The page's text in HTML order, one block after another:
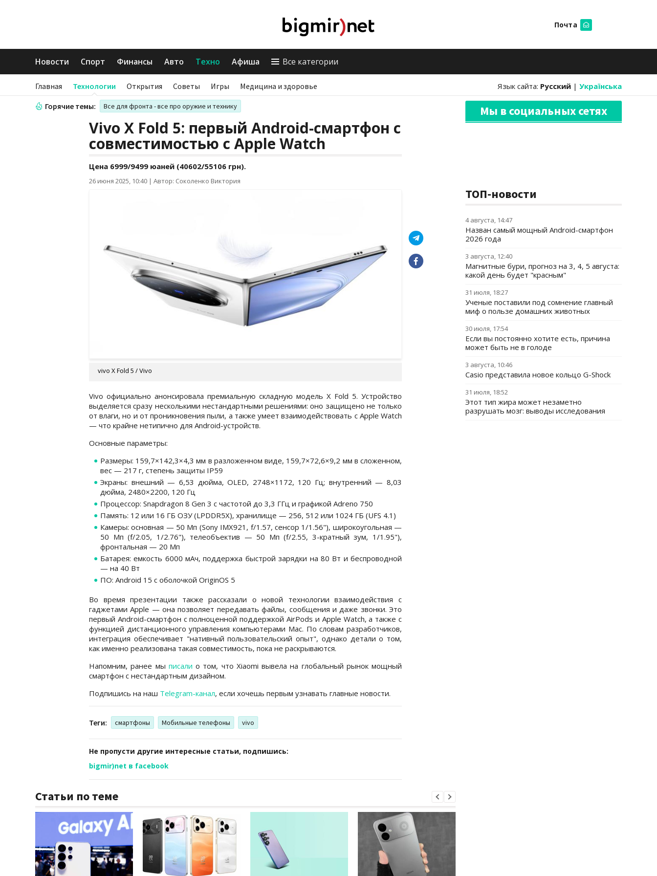
Почта
Новости Спорт Финансы Авто Техно Афиша Все категории
Главная Технологии Открытия Советы Игры Медицина и здоровье Язык сайта: Русский | Українська
Горячие темы: Все для фронта - все про оружие и технику
Vivo X Fold 5: первый Android-смартфон с
совместимостью с Apple Watch
Цена 6999/9499 юаней (40602/55106 грн).
26 июня 2025, 10:40 | Автор: Соколенко Виктория
vivo X Fold 5 / Vivo
Vivo официально анонсировала премиальную складную модель X Fold 5. Устройство
выделяется сразу несколькими нестандартными решениями: оно защищено не только
от влаги, но и от проникновения пыли, а также умеет взаимодействовать с Apple Watch
— что крайне нетипично для Android-устройств.
Основные параметры:
Размеры: 159,7×142,3×4,3 мм в разложенном виде, 159,7×72,6×9,2 мм в сложенном,
вес — 217 г, степень защиты IP59
Экраны: внешний — 6,53 дюйма, OLED, 2748×1172, 120 Гц; внутренний — 8,03
дюйма, 2480×2200, 120 Гц
Процессор: Snapdragon 8 Gen 3 с частотой до 3,3 ГГц и графикой Adreno 750
Память: 12 или 16 ГБ ОЗУ (LPDDR5X), хранилище — 256, 512 или 1024 ГБ (UFS 4.1)
Камеры: основная — 50 Мп (Sony IMX921, f/1.57, сенсор 1/1.56"), широкоугольная —
50 Мп (f/2.05, 1/2.76"), телеобъектив — 50 Мп (f/2.55, 3-кратный зум, 1/1.95"),
фронтальная — 20 Мп
Батарея: емкость 6000 мАч, поддержка быстрой зарядки на 80 Вт и беспроводной
— на 40 Вт
ПО: Android 15 с оболочкой OriginOS 5
Во время презентации также рассказали о новой технологии взаимодействия с
гаджетами Apple — она позволяет передавать файлы, сообщения и даже звонки. Это
первый Android-смартфон с полноценной поддержкой AirPods и Apple Watch, а также с
функцией дистанционного управления компьютерами Mac. По словам разработчиков,
интеграция обеспечивает "нативный пользовательский опыт", однако детали о том,
как именно реализована такая совместимость, пока не раскрываются.
Напомним, ранее мы писали о том, что Xiaomi вывела на глобальный рынок мощный
смартфон с нестандартным дизайном.
Подпишись на наш Telegram-канал, если хочешь первым узнавать главные новости.
Теги: смартфоны Мобильные телефоны vivo
Не пропусти другие интересные статьи, подпишись:
bigmir)net в facebook
Статьи по теме
Мы в социальных сетях
ТОП-новости
4 августа, 14:47
Назван самый мощный Android-смартфон
2026 года
3 августа, 12:40
Магнитные бури, прогноз на 3, 4, 5 августа:
какой день будет "красным"
31 июля, 18:27
Ученые поставили под сомнение главный
миф о пользе домашних животных
30 июля, 17:54
Если вы постоянно хотите есть, причина
может быть не в голоде
3 августа, 10:46
Casio представила новое кольцо G-Shock
31 июля, 18:52
Этот тип жира может незаметно
разрушать мозг: выводы исследования